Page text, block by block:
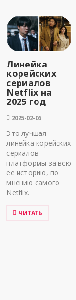
Линейка
корейских
сериалов
Netflix на
2025 год
2025-02-06
Это лучшая
линейка корейских
сериалов
платформы за всю
ее историю, по
мнению самого
Netflix.
ЧИТАТЬ